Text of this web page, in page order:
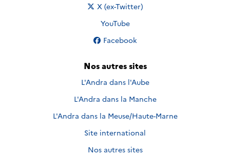
Nous suivre sur
X (ex-Twitter)
Nous suivre sur
YouTube
Nous suivre sur
Facebook
Nos autres sites
L'Andra dans l'Aube
L'Andra dans la Manche
L'Andra dans la Meuse/Haute-Marne
Site international
Nos autres sites